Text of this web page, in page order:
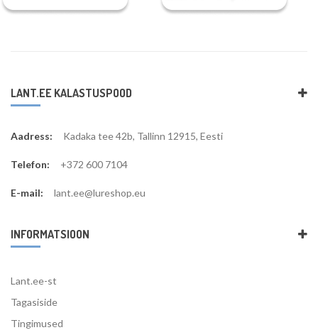
LANT.EE KALASTUSPOOD
Aadress: Kadaka tee 42b, Tallinn 12915, Eesti
Telefon: +372 600 7104
E-mail: lant.ee@lureshop.eu
INFORMATSIOON
Lant.ee-st
Tagasiside
Tingimused